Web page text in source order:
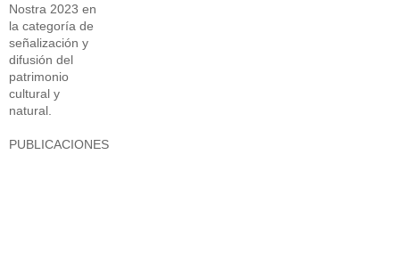
Nostra 2023 en
la categoría de
señalización y
difusión del
patrimonio
cultural y
natural.
PUBLICACIONES